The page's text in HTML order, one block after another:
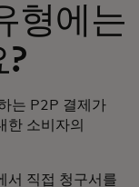
형에는
?
는 P2P 결제가
한 소비자의
서 직접 청구서를